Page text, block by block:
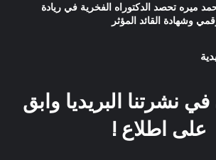
ميره تحصد الدكتوراه الفخرية في ريادة
وشهادة القائد المؤثر
نشرتنا البريديا وابق
على اطلاع !